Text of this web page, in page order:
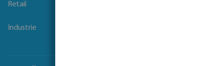
Retail
Industrie